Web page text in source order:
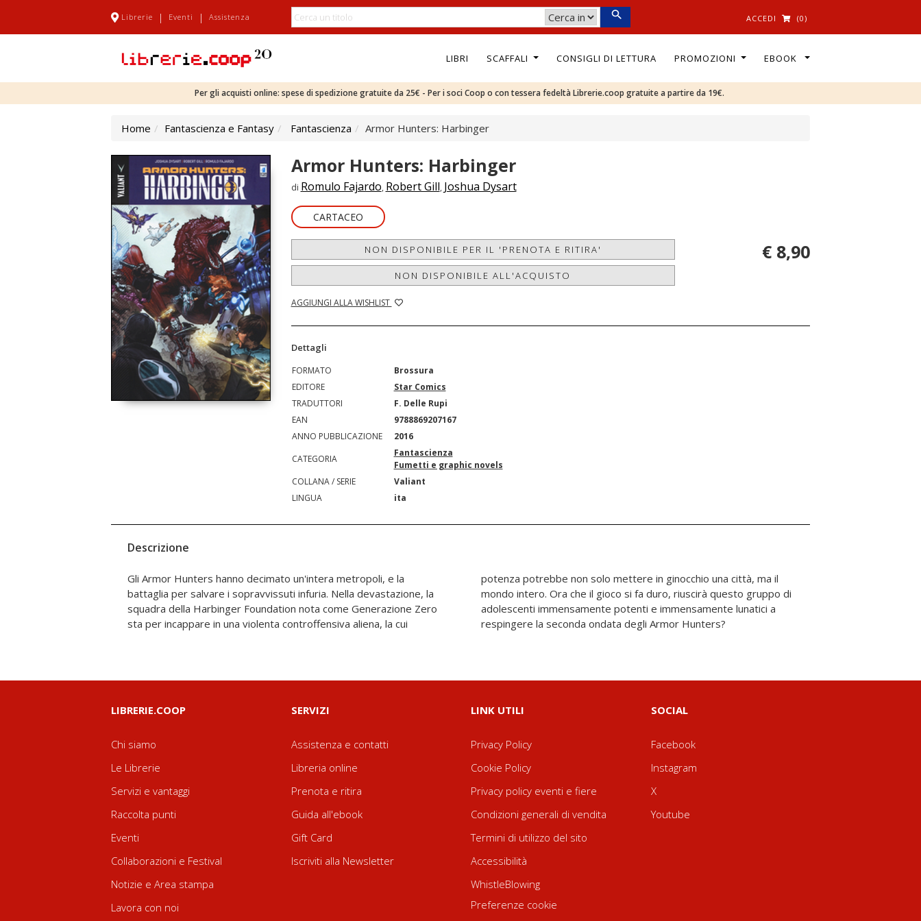
Librerie | Eventi | Assistenza ACCEDI (0)
LIBRI SCAFFALI CONSIGLI DI LETTURA PROMOZIONI EBOOK
Per gli acquisti online: spese di spedizione gratuite da 25€ - Per i soci Coop o con tessera fedeltà Librerie.coop gratuite a partire da 19€.
Home Fantascienza e Fantasy Fantascienza Armor Hunters: Harbinger
Armor Hunters: Harbinger
di Romulo Fajardo, Robert Gill, Joshua Dysart
CARTACEO
NON DISPONIBILE PER IL 'PRENOTA E RITIRA'
NON DISPONIBILE ALL'ACQUISTO
AGGIUNGI ALLA WISHLIST
€ 8,90
Dettagli
FORMATO
Brossura
EDITORE
Star Comics
TRADUTTORI
F. Delle Rupi
EAN
9788869207167
ANNO PUBBLICAZIONE
2016
CATEGORIA
Fantascienza
Fumetti e graphic novels
COLLANA / SERIE
Valiant
LINGUA
ita
Descrizione
Gli Armor Hunters hanno decimato un'intera metropoli, e la
battaglia per salvare i sopravvissuti infuria. Nella devastazione, la
squadra della Harbinger Foundation nota come Generazione Zero
sta per incappare in una violenta controffensiva aliena, la cui
potenza potrebbe non solo mettere in ginocchio una città, ma il
mondo intero. Ora che il gioco si fa duro, riuscirà questo gruppo di
adolescenti immensamente potenti e immensamente lunatici a
respingere la seconda ondata degli Armor Hunters?
LIBRERIE.COOP
Chi siamo
Le Librerie
Servizi e vantaggi
Raccolta punti
Eventi
Collaborazioni e Festival
Notizie e Area stampa
Lavora con noi
SERVIZI
Assistenza e contatti
Libreria online
Prenota e ritira
Guida all'ebook
Gift Card
Iscriviti alla Newsletter
LINK UTILI
Privacy Policy
Cookie Policy
Privacy policy eventi e fiere
Condizioni generali di vendita
Termini di utilizzo del sito
Accessibilità
WhistleBlowing
Preferenze cookie
SOCIAL
Facebook
Instagram
X
Youtube